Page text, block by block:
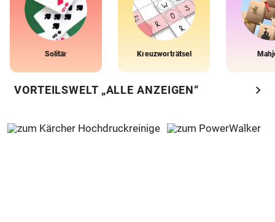
Solitär Kreuzworträtsel
VORTEILSWELT „ALLE ANZEIGEN“ chevron_right